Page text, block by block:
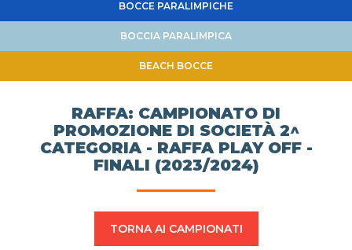
BOCCE PARALIMPICHE
BOCCIA PARALIMPICA
BEACH BOCCE
RAFFA: CAMPIONATO DI
PROMOZIONE DI SOCIETÀ 2^
CATEGORIA - RAFFA PLAY OFF -
FINALI (2023/2024)
TORNA AI CAMPIONATI